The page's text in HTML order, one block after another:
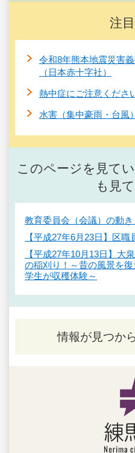
注
令和8年熊本地震災害
（日本赤十字社）
熱中症にご注意くださ
水害（集中豪雨・台風
このページを見て
も見
教育委員会（会議）の動き
【平成27年6月23日】区
【平成27年10月13日】大
の稲刈り！～昔の風景を
学生が収穫体験～
情報が見つか